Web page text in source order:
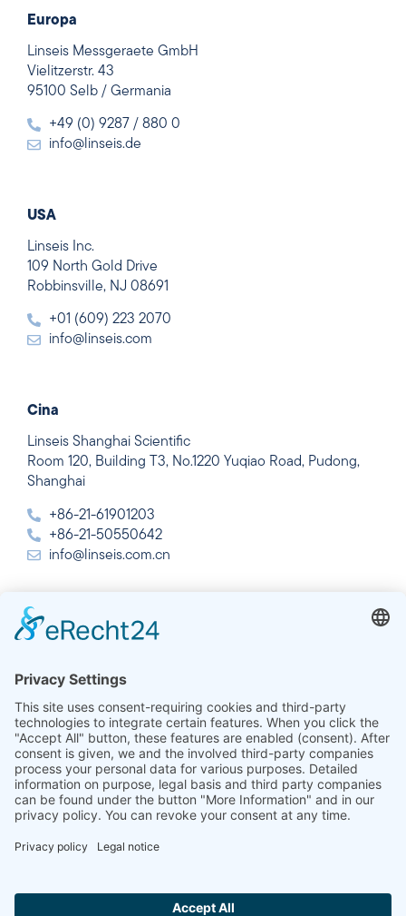
Europa
Linseis Messgeraete GmbH
Vielitzerstr. 43
95100 Selb / Germania
+49 (0) 9287 / 880 0
info@linseis.de
USA
Linseis Inc.
109 North Gold Drive
Robbinsville, NJ 08691
+01 (609) 223 2070
info@linseis.com
Cina
Linseis Shanghai Scientific
Room 120, Building T3, No.1220 Yuqiao Road, Pudong,
Shanghai
+86-21-61901203
+86-21-50550642
info@linseis.com.cn
India
Plot 65, 2nd Floor, Sai Enclave,
+91-11-42883851
sales@linseis.in